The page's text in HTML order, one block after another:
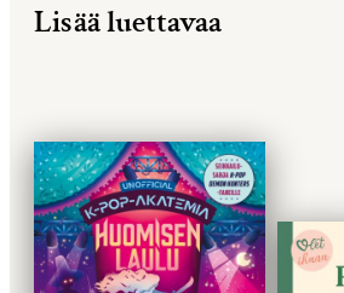
Lisää luettavaa